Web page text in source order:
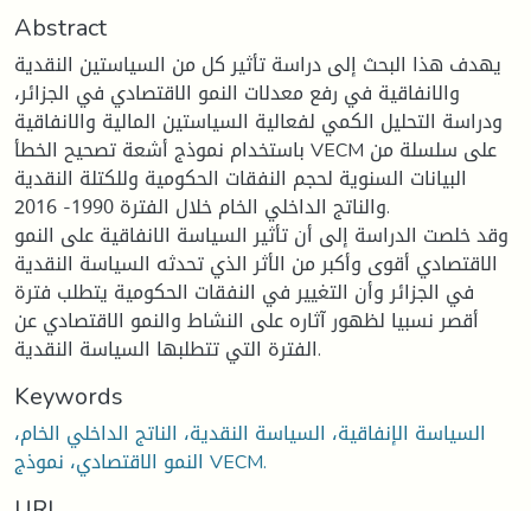
Abstract
يهدف هذا البحث إلى دراسة تأثير كل من السياستين النقدية
والانفاقية في رفع معدلات النمو الاقتصادي في الجزائر،
ودراسة التحليل الكمي لفعالية السياستين المالية والانفاقية
باستخدام نموذج أشعة تصحيح الخطأ VECM على سلسلة من
البيانات السنوية لحجم النفقات الحكومية وللكتلة النقدية
والناتج الداخلي الخام خلال الفترة 1990- 2016.
وقد خلصت الدراسة إلى أن تأثير السياسة الانفاقية على النمو
الاقتصادي أقوى وأكبر من الأثر الذي تحدثه السياسة النقدية
في الجزائر وأن التغيير في النفقات الحكومية يتطلب فترة
أقصر نسبيا لظهور آثاره على النشاط والنمو الاقتصادي عن
الفترة التي تتطلبها السياسة النقدية.
Keywords
السياسة الإنفاقية، السياسة النقدية، الناتج الداخلي الخام،
النمو الاقتصادي، نموذج VECM.